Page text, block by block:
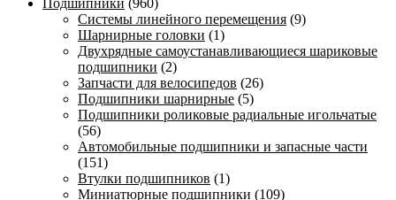
Системы линейного перемещения (9)
Шарнирные головки (1)
Двухрядные самоустанавливающиеся шариковые
подшипники (2)
Запчасти для велосипедов (26)
Подшипники шарнирные (5)
Подшипники роликовые радиальные игольчатые
(56)
Автомобильные подшипники и запасные части
(151)
Втулки подшипников (1)
Миниатюрные подшипники (109)